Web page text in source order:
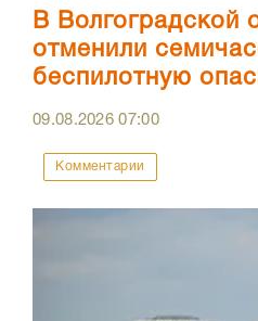
В Волгоградской
отменили
беспилотную
09.08.202607:00
Комментарии